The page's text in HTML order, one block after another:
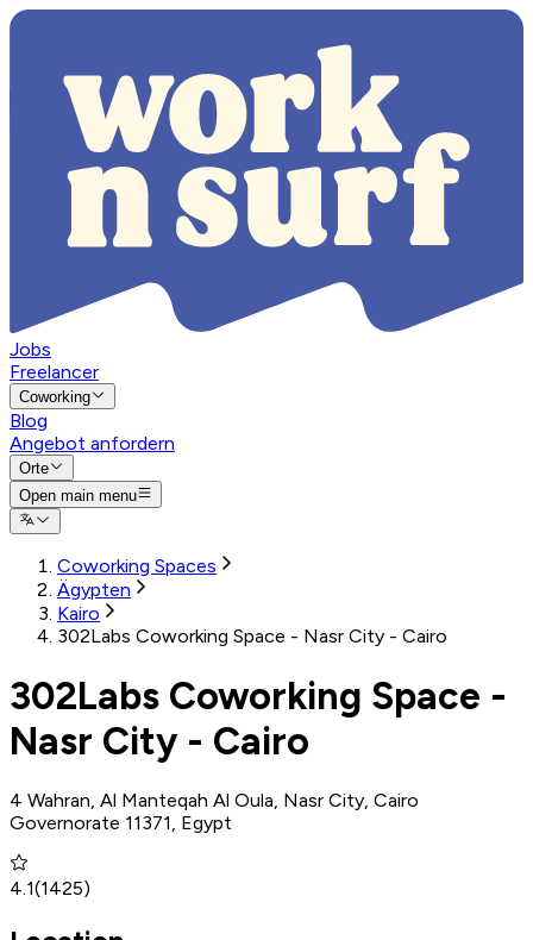
Jobs
Freelancer
Coworking
Blog
Angebot anfordern
Orte
Open main menu
Coworking Spaces
Ägypten
Kairo
302Labs Coworking Space - Nasr City - Cairo
302Labs Coworking Space -
Nasr City - Cairo
4 Wahran, Al Manteqah Al Oula, Nasr City, Cairo
Governorate 11371, Egypt
4.1(1425)